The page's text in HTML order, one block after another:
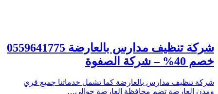
شركة تنظيف مدارس بالعارضة 0559641775
خصم 40% – شركة الصفوة
شركة تنظيف مدارس بالعارضة كما تشمل خدماتنا جميع قري
ومدن العارضة تضم محافظة العارضة حوالي…